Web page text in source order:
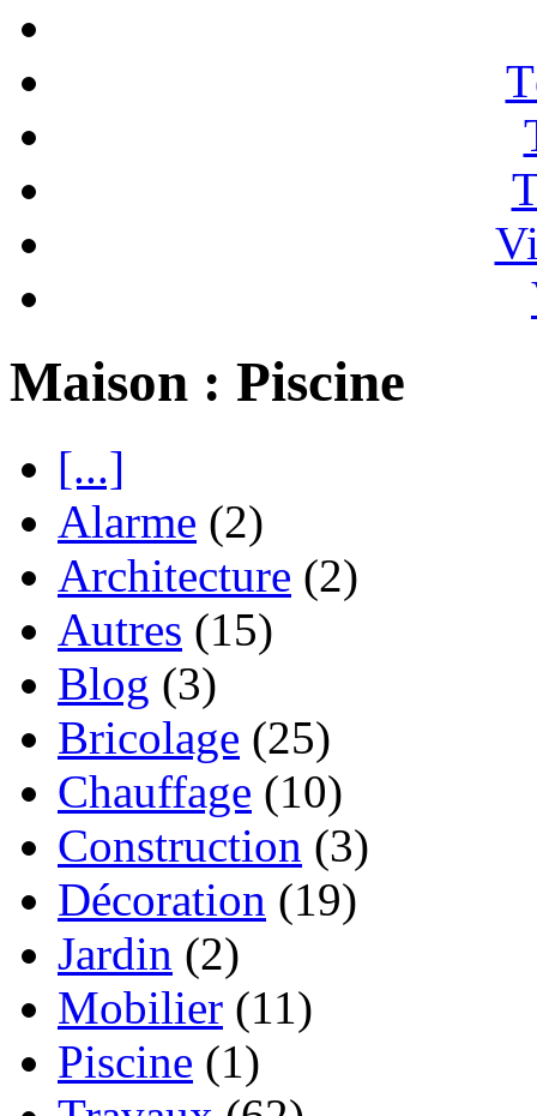
Maison : Piscine
[...]
Alarme (2)
Architecture (2)
Autres (15)
Blog (3)
Bricolage (25)
Chauffage (10)
Construction (3)
Décoration (19)
Jardin (2)
Mobilier (11)
Piscine (1)